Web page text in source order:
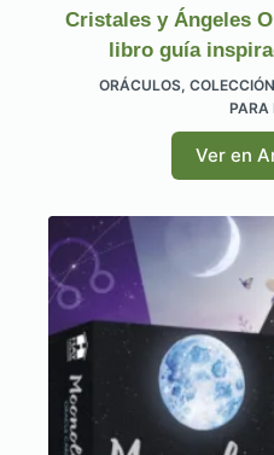
Cristales y Ángeles
libro guía
ORÁCULOS,
PARA
Ver en